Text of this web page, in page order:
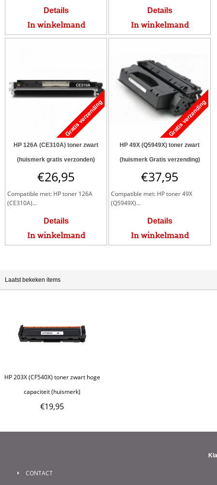
Details
In winkelmand
Details
In winkelmand
HP 126A (CE310A) toner zwart
(huismerk gratis verzonden)
€26,95
Compatible met: HP toner 126A
(CE310A)...
Details
In winkelmand
HP 49X (Q5949X) toner zwart
(huismerk Gratis verzending)
€37,95
Compatible met: HP toner 49X
(Q5949X)...
Details
In winkelmand
Laatst bekeken items
HP 203X (CF540X) toner zwart hoge
capaciteit (huismerk)
€19,95
CONTACT